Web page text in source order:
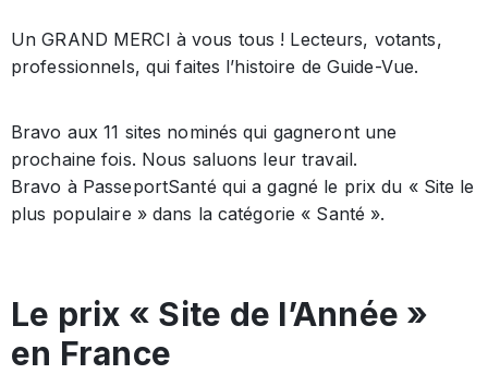
Un GRAND MERCI à vous tous ! Lecteurs, votants,
professionnels, qui faites l’histoire de Guide-Vue.
Bravo aux 11 sites nominés qui gagneront une
prochaine fois. Nous saluons leur travail.
Bravo à PasseportSanté qui a gagné le prix du « Site le
plus populaire » dans la catégorie « Santé ».
Le prix « Site de l’Année »
en France